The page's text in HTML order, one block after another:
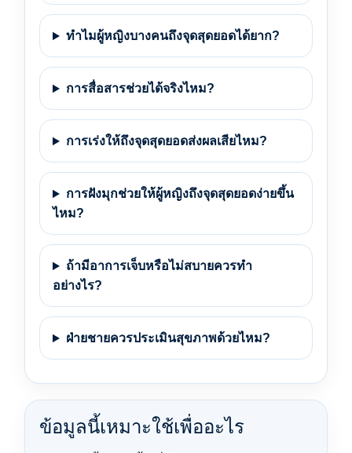
ทำไมผู้หญิงบางคนถึงจุดสุดยอดได้ยาก?
การสื่อสารช่วยได้จริงไหม?
การเร่งให้ถึงจุดสุดยอดส่งผลเสียไหม?
การฝังมุกช่วยให้ผู้หญิงถึงจุดสุดยอดง่ายขึ้น
ไหม?
ถ้ามีอาการเจ็บหรือไม่สบายควรทำ
อย่างไร?
ฝ่ายชายควรประเมินสุขภาพด้วยไหม?
ข้อมูลนี้เหมาะใช้เพื่ออะไร